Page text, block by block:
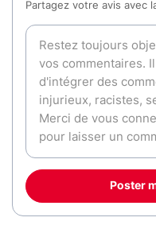
Partagez votre avis avec
Poster